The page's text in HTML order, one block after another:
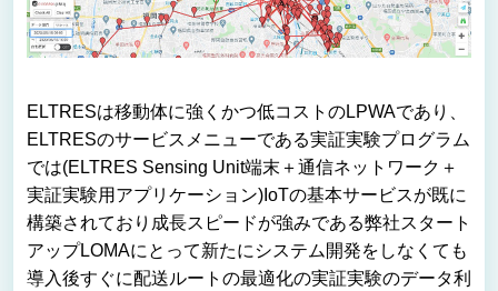
ELTRESは移動体に強くかつ低コストのLPWAであり、
ELTRESのサービスメニューである実証実験プログラム
では(ELTRES Sensing Unit端末＋通信ネットワーク＋
実証実験用アプリケーション)IoTの基本サービスが既に
構築されており成長スピードが強みである弊社スタート
アップLOMAにとって新たにシステム開発をしなくても
導入後すぐに配送ルートの最適化の実証実験のデータ利